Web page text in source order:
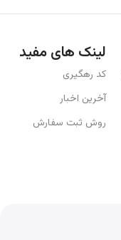
لینک های مفید
کد رهگیری
آخرین اخبار
روش ثبت سفارش